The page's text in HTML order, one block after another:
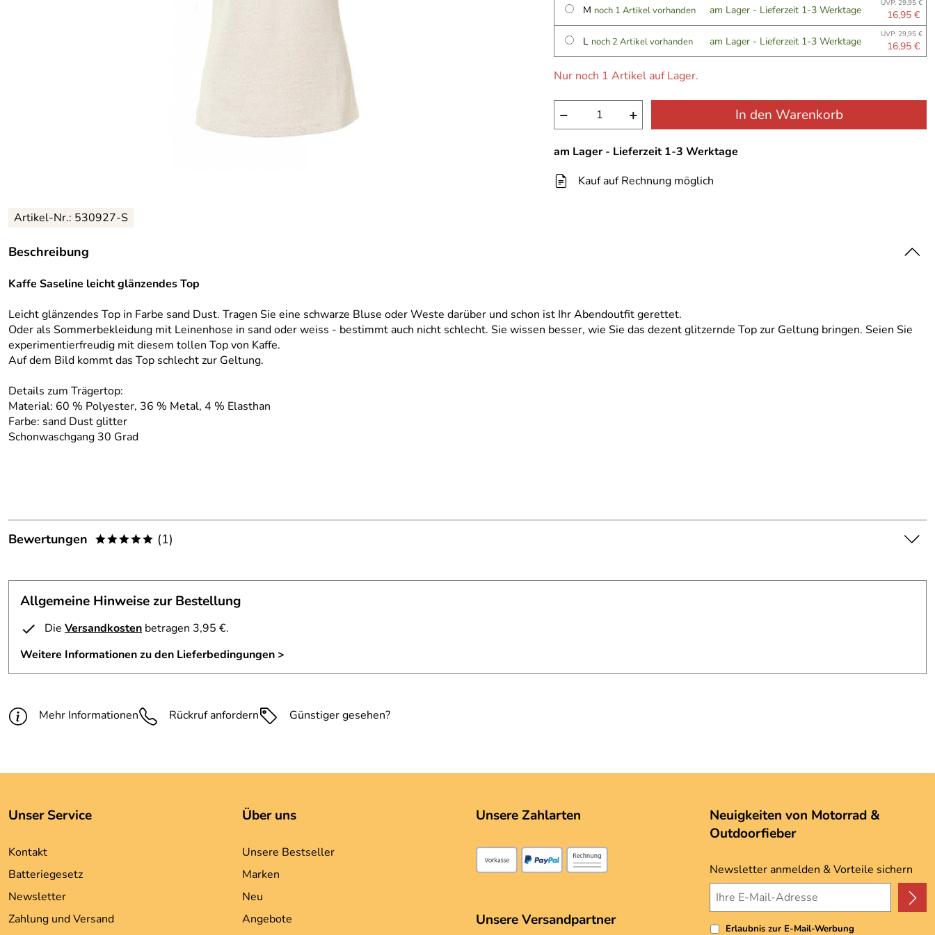
M noch 1 Artikel vorhanden am Lager - Lieferzeit 1-3 Werktage UVP: 29,95 €
16,95 €
L noch 2 Artikel vorhanden am Lager - Lieferzeit 1-3 Werktage UVP: 29,95 €
16,95 €
Nur noch 1 Artikel auf Lager.
− + In den Warenkorb
am Lager - Lieferzeit 1-3 Werktage
Kauf auf Rechnung möglich
Artikel-Nr.: 530927-S
Beschreibung
Kaffe Saseline leicht glänzendes Top
Leicht glänzendes Top in Farbe sand Dust. Tragen Sie eine schwarze Bluse oder Weste darüber und schon ist Ihr Abendoutfit gerettet.
Oder als Sommerbekleidung mit Leinenhose in sand oder weiss - bestimmt auch nicht schlecht. Sie wissen besser, wie Sie das dezent glitzernde Top zur Geltung bringen. Seien Sie
experimentierfreudig mit diesem tollen Top von Kaffe.
Auf dem Bild kommt das Top schlecht zur Geltung.
Details zum Trägertop:
Material: 60 % Polyester, 36 % Metal, 4 % Elasthan
Farbe: sand Dust glitter
Schonwaschgang 30 Grad
Bewertungen ***** (1)
1
Josefine
Verifizierte Bewertung
Ich liebe dieses Top. Sieht besser aus als auf dem Bild. Trage es auch mal zu Jeans mit mit einem kleinen Bolero drüber.
Allgemeine Hinweise zur Bestellung
Die Versandkosten betragen 3,95 €.
Weitere Informationen zu den Lieferbedingungen >
Mehr Informationen Rückruf anfordern Günstiger gesehen?
Unser Service
Kontakt
Batteriegesetz
Newsletter
Zahlung und Versand
Über uns
Unsere Bestseller
Marken
Neu
Angebote
Unsere Zahlarten
Unsere Versandpartner
Neuigkeiten von Motorrad &
Outdoorfieber
Newsletter anmelden & Vorteile sichern
Erlaubnis zur E-Mail-Werbung